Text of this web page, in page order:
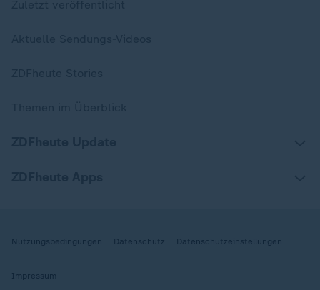
Nutzungsbedingungen Datenschutz Datenschutzeinstellungen
Impressum